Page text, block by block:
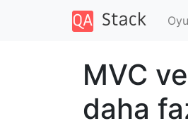
MVC
daha